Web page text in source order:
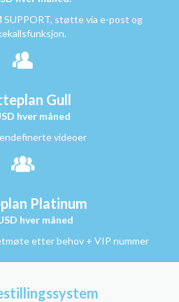
SUPPORT, støtte via e-post og
Gull
hver måned
videoer
Platinum
hver måned
etter behov + VIP nummer